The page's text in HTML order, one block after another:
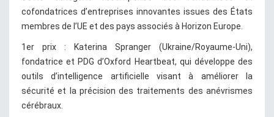
cofondatrices d’entreprises innovantes issues des États
membres de l’UE et des pays associés à Horizon Europe.
1er prix : Katerina Spranger (Ukraine/Royaume-Uni),
fondatrice et PDG d’Oxford Heartbeat, qui développe des
outils d’intelligence artificielle visant à améliorer la
sécurité et la précision des traitements des anévrismes
cérébraux.